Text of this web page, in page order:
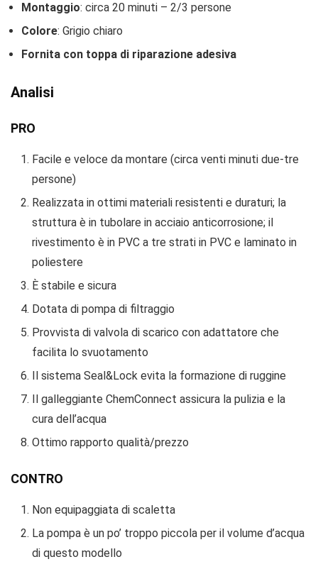
Montaggio: circa 20 minuti – 2/3 persone
Colore: Grigio chiaro
Fornita con toppa di riparazione adesiva
Analisi
PRO
Facile e veloce da montare (circa venti minuti due-tre
persone)
Realizzata in ottimi materiali resistenti e duraturi; la
struttura è in tubolare in acciaio anticorrosione; il
rivestimento è in PVC a tre strati in PVC e laminato in
poliestere
È stabile e sicura
Dotata di pompa di filtraggio
Provvista di valvola di scarico con adattatore che
facilita lo svuotamento
Il sistema Seal&Lock evita la formazione di ruggine
Il galleggiante ChemConnect assicura la pulizia e la
cura dell’acqua
Ottimo rapporto qualità/prezzo
CONTRO
Non equipaggiata di scaletta
La pompa è un po’ troppo piccola per il volume d’acqua
di questo modello